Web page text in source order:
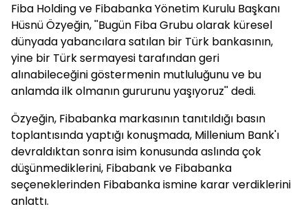
Fiba Holding ve Fibabanka Yönetim Kurulu Başkanı
Hüsnü Özyeğin, ''Bugün Fiba Grubu olarak küresel
dünyada yabancılara satılan bir Türk bankasının,
yine bir Türk sermayesi tarafından geri
alınabileceğini göstermenin mutluluğunu ve bu
anlamda ilk olmanın gururunu yaşıyoruz'' dedi.
Özyeğin, Fibabanka markasının tanıtıldığı basın
toplantısında yaptığı konuşmada, Millenium Bank'ı
devraldıktan sonra isim konusunda aslında çok
düşünmediklerini, Fibabank ve Fibabanka
seçeneklerinden Fibabanka ismine karar verdiklerini
anlattı.